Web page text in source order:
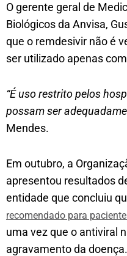
O gerente geral de
Biológicos da Anvisa,
que o remdesivir não é
ser utilizado apenas
“É uso restrito pelos
possam ser
Mendes.
Em outubro, a
apresentou resultados
entidade que concluiu
recomendado para
uma vez que o antiviral
agravamento da doença.